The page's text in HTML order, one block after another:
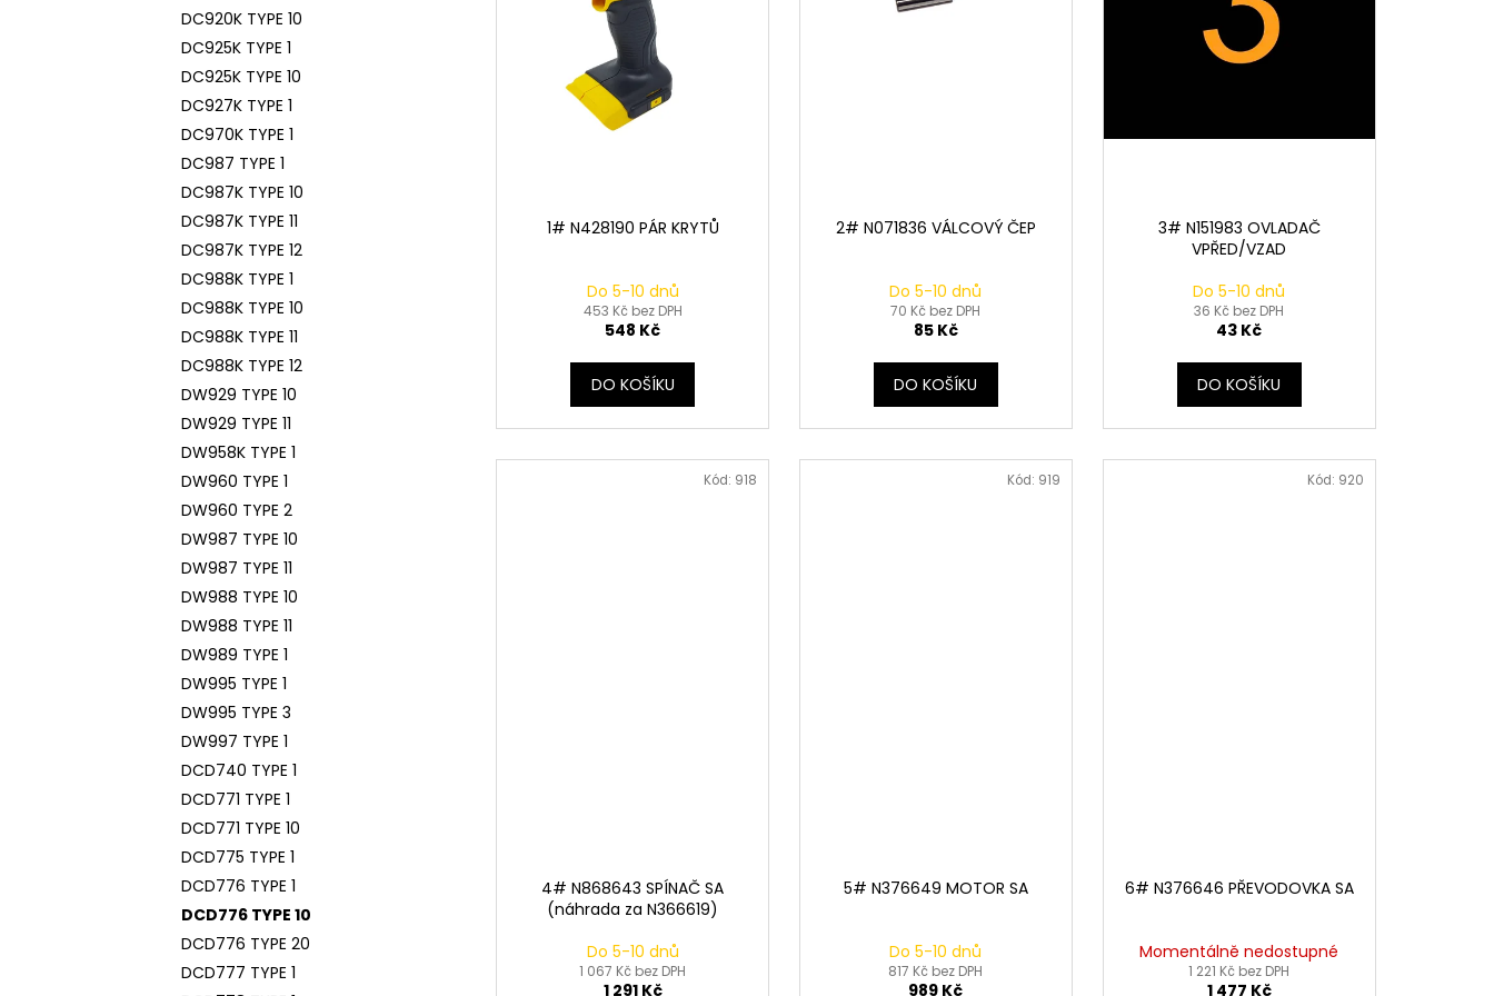
DC920K TYPE 10
DC925K TYPE 1
DC925K TYPE 10
DC927K TYPE 1
DC970K TYPE 1
DC987 TYPE 1
DC987K TYPE 10
DC987K TYPE 11
DC987K TYPE 12
DC988K TYPE 1
DC988K TYPE 10
DC988K TYPE 11
DC988K TYPE 12
DW929 TYPE 10
DW929 TYPE 11
DW958K TYPE 1
DW960 TYPE 1
DW960 TYPE 2
DW987 TYPE 10
DW987 TYPE 11
DW988 TYPE 10
DW988 TYPE 11
DW989 TYPE 1
DW995 TYPE 1
DW995 TYPE 3
DW997 TYPE 1
DCD740 TYPE 1
DCD771 TYPE 1
DCD771 TYPE 10
DCD775 TYPE 1
DCD776 TYPE 1
DCD776 TYPE 10
DCD776 TYPE 20
DCD777 TYPE 1
1# N428190 PÁR KRYTŮ
Do 5-10 dnů
453 Kč bez DPH
548 Kč
DO KOŠÍKU
2# N071836 VÁLCOVÝ ČEP
Do 5-10 dnů
70 Kč bez DPH
85 Kč
DO KOŠÍKU
3# N151983 OVLADAČ
VPŘED/VZAD
Do 5-10 dnů
36 Kč bez DPH
43 Kč
DO KOŠÍKU
4# N868643 SPÍNAČ SA
(náhrada za N366619)
Do 5-10 dnů
1 067 Kč bez DPH
1 291 Kč
Kód: 918
5# N376649 MOTOR SA
Do 5-10 dnů
817 Kč bez DPH
989 Kč
Kód: 919
6# N376646 PŘEVODOVKA SA
Momentálně nedostupné
1 221 Kč bez DPH
1 477 Kč
Kód: 920